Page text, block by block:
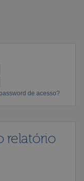
de acesso?
relatório